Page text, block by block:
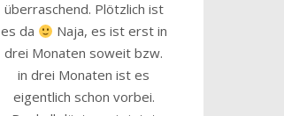
überraschend. Plötzlich ist
es da
Naja, es ist erst in
drei Monaten soweit bzw.
in drei Monaten ist es
eigentlich schon vorbei.